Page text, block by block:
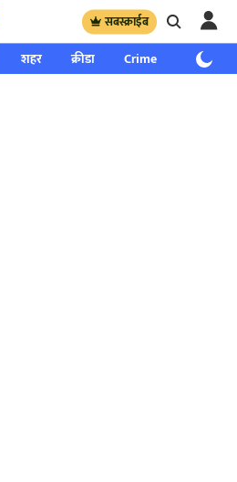
सबस्क्राईब
शहर क्रीडा Crime साप्ताहिक